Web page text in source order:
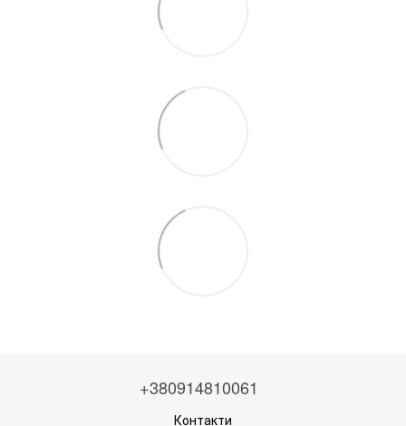
+380914810061
Контакти